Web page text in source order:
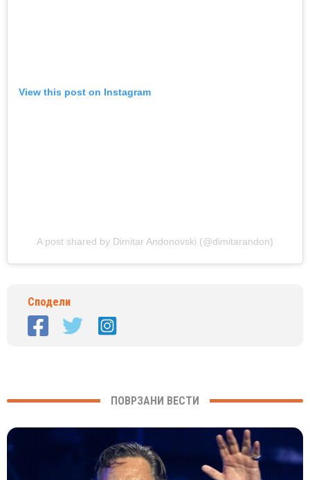
View this post on Instagram
A post shared by Dimitar Andonovski (@dimitarandon)
Сподели
ПОВРЗАНИ ВЕСТИ